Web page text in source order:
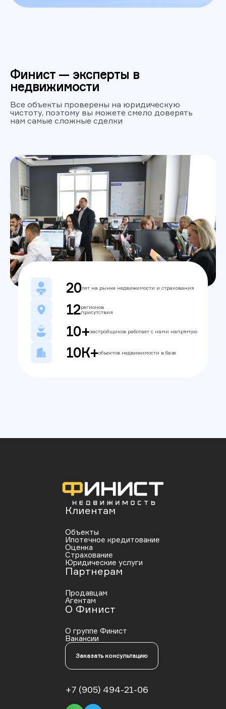
Финист — эксперты в
недвижимости
Все объекты проверены на юридическую
чистоту, поэтому вы можете смело доверять
нам самые сложные сделки
20лет на рынке недвижимости и страхования
12регионов
присутствия
10+застройщиков работает с нами напрямую
10К+объектов недвижимости в базе
Клиентам
Объекты
Ипотечное кредитование
Оценка
Страхование
Юридические услуги
Партнерам
Продавцам
Агентам
О Финист
О группе Финист
Вакансии
Заказать консультацию
+7 (905) 494-21-06